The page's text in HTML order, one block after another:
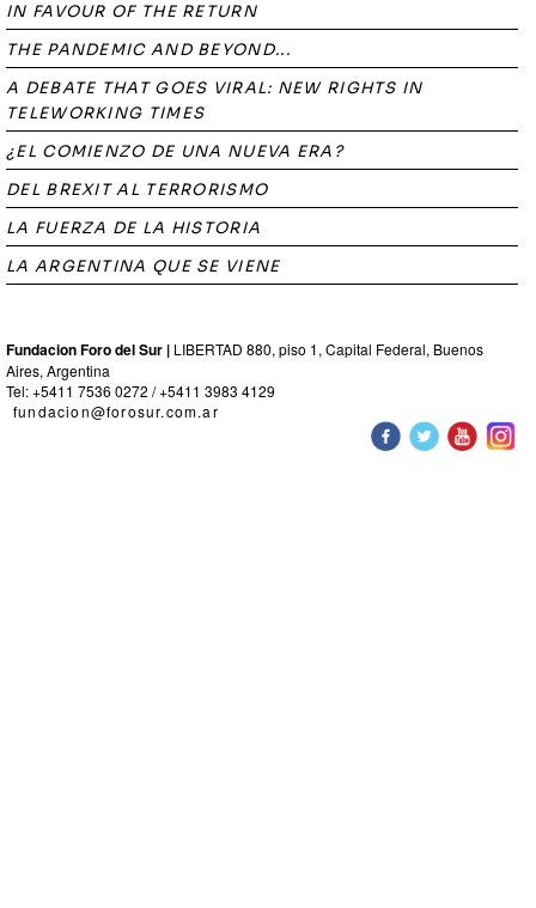
IN FAVOUR OF THE RETURN
THE PANDEMIC AND BEYOND...
A DEBATE THAT GOES VIRAL: NEW RIGHTS IN
TELEWORKING TIMES
¿EL COMIENZO DE UNA NUEVA ERA?
DEL BREXIT AL TERRORISMO
LA FUERZA DE LA HISTORIA
LA ARGENTINA QUE SE VIENE
Fundacion Foro del Sur | LIBERTAD 880, piso 1, Capital Federal, Buenos
Aires, Argentina
Tel: +5411 7536 0272 / +5411 3983 4129
fundacion@forosur.com.ar